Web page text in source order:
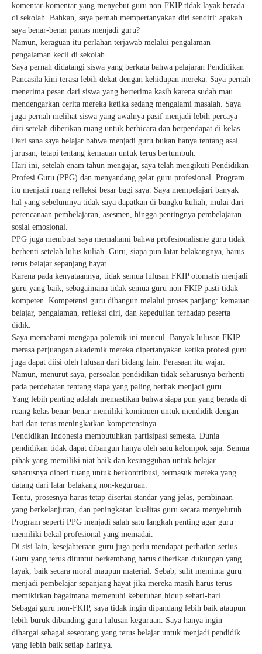
komentar-komentar yang menyebut guru non-FKIP tidak layak berada
di sekolah. Bahkan, saya pernah mempertanyakan diri sendiri: apakah
saya benar-benar pantas menjadi guru?
Namun, keraguan itu perlahan terjawab melalui pengalaman-
pengalaman kecil di sekolah.
Saya pernah didatangi siswa yang berkata bahwa pelajaran Pendidikan
Pancasila kini terasa lebih dekat dengan kehidupan mereka. Saya pernah
menerima pesan dari siswa yang berterima kasih karena sudah mau
mendengarkan cerita mereka ketika sedang mengalami masalah. Saya
juga pernah melihat siswa yang awalnya pasif menjadi lebih percaya
diri setelah diberikan ruang untuk berbicara dan berpendapat di kelas.
Dari sana saya belajar bahwa menjadi guru bukan hanya tentang asal
jurusan, tetapi tentang kemauan untuk terus bertumbuh.
Hari ini, setelah enam tahun mengajar, saya telah mengikuti Pendidikan
Profesi Guru (PPG) dan menyandang gelar guru profesional. Program
itu menjadi ruang refleksi besar bagi saya. Saya mempelajari banyak
hal yang sebelumnya tidak saya dapatkan di bangku kuliah, mulai dari
perencanaan pembelajaran, asesmen, hingga pentingnya pembelajaran
sosial emosional.
PPG juga membuat saya memahami bahwa profesionalisme guru tidak
berhenti setelah lulus kuliah. Guru, siapa pun latar belakangnya, harus
terus belajar sepanjang hayat.
Karena pada kenyataannya, tidak semua lulusan FKIP otomatis menjadi
guru yang baik, sebagaimana tidak semua guru non-FKIP pasti tidak
kompeten. Kompetensi guru dibangun melalui proses panjang: kemauan
belajar, pengalaman, refleksi diri, dan kepedulian terhadap peserta
didik.
Saya memahami mengapa polemik ini muncul. Banyak lulusan FKIP
merasa perjuangan akademik mereka dipertanyakan ketika profesi guru
juga dapat diisi oleh lulusan dari bidang lain. Perasaan itu wajar.
Namun, menurut saya, persoalan pendidikan tidak seharusnya berhenti
pada perdebatan tentang siapa yang paling berhak menjadi guru.
Yang lebih penting adalah memastikan bahwa siapa pun yang berada di
ruang kelas benar-benar memiliki komitmen untuk mendidik dengan
hati dan terus meningkatkan kompetensinya.
Pendidikan Indonesia membutuhkan partisipasi semesta. Dunia
pendidikan tidak dapat dibangun hanya oleh satu kelompok saja. Semua
pihak yang memiliki niat baik dan kesungguhan untuk belajar
seharusnya diberi ruang untuk berkontribusi, termasuk mereka yang
datang dari latar belakang non-keguruan.
Tentu, prosesnya harus tetap disertai standar yang jelas, pembinaan
yang berkelanjutan, dan peningkatan kualitas guru secara menyeluruh.
Program seperti PPG menjadi salah satu langkah penting agar guru
memiliki bekal profesional yang memadai.
Di sisi lain, kesejahteraan guru juga perlu mendapat perhatian serius.
Guru yang terus dituntut berkembang harus diberikan dukungan yang
layak, baik secara moral maupun material. Sebab, sulit meminta guru
menjadi pembelajar sepanjang hayat jika mereka masih harus terus
memikirkan bagaimana memenuhi kebutuhan hidup sehari-hari.
Sebagai guru non-FKIP, saya tidak ingin dipandang lebih baik ataupun
lebih buruk dibanding guru lulusan keguruan. Saya hanya ingin
dihargai sebagai seseorang yang terus belajar untuk menjadi pendidik
yang lebih baik setiap harinya.